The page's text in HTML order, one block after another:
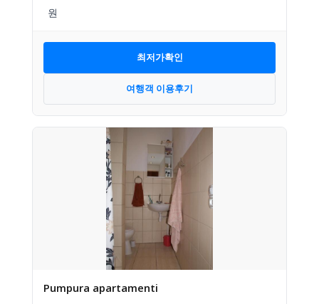
최저가확인
여행객 이용후기
Pumpura apartamenti